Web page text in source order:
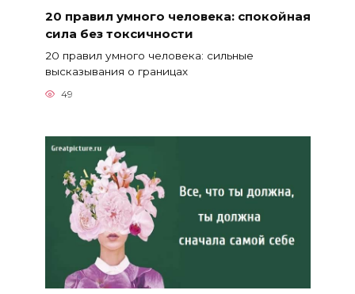
20 правил умного человека: спокойная
сила без токсичности
20 правил умного человека: сильные
высказывания о границах
49